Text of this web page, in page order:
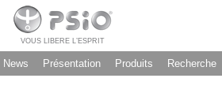
VOUS LIBERE L’ESPRIT
News Présentation Produits Recherche